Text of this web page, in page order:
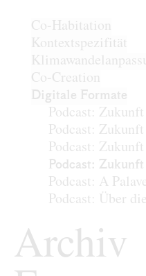
Co-Habitation
Kontextspezifität
Co-Creation
Digitale Formate
Podcast:
Podcast:
Podcast:
Podcast: Zukunft
Podcast: A
Podcast: Über
Archiv